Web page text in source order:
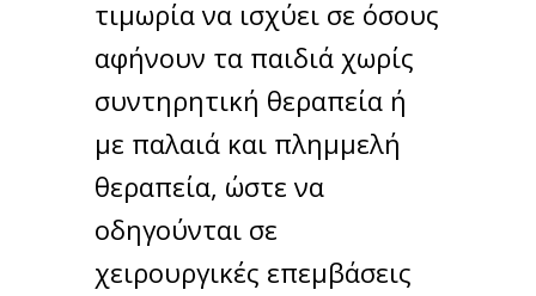
τιμωρία να ισχύει σε όσους
αφήνουν τα παιδιά χωρίς
συντηρητική θεραπεία ή
με παλαιά και πλημμελή
θεραπεία, ώστε να
οδηγούνται σε
χειρουργικές επεμβάσεις